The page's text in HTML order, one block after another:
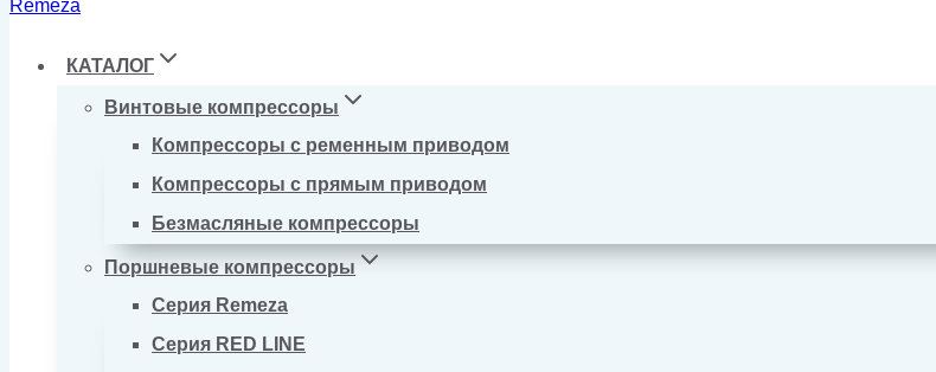
КАТАЛОГ
Винтовые компрессоры
Компрессоры с ременным приводом
Компрессоры с прямым приводом
Безмасляные компрессоры
Поршневые компрессоры
Серия Remeza
Серия RED LINE